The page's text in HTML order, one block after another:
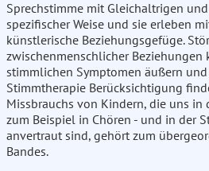
Sprechstimme mit Gleichaltrigen
spezifischer Weise und sie erleben
künstlerische Beziehungsgefüge.
zwischenmenschlicher Beziehungen
stimmlichen Symptomen äußern
Stimmtherapie Berücksichtigung
Missbrauchs von Kindern, die uns in
zum Beispiel in Chören - und in der
anvertraut sind, gehört zum
Bandes.